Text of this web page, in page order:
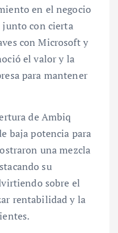
en el negocio
junto con cierta
con Microsoft y
el valor y la
para mantener
de Ambiq
baja potencia para
una mezcla
su
sobre el
rentabilidad y la